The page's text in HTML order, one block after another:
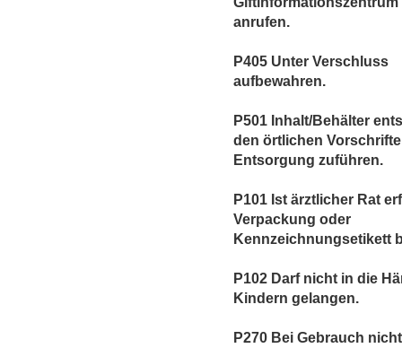
anrufen.
P405 Unter Verschluss
aufbewahren.
P501 Inhalt/Behälter
den örtlichen
Entsorgung zuführen.
P101 Ist ärztlicher Rat
Verpackung oder
Kennzeichnungsetikett
P102 Darf nicht in die
Kindern gelangen.
P270 Bei Gebrauch